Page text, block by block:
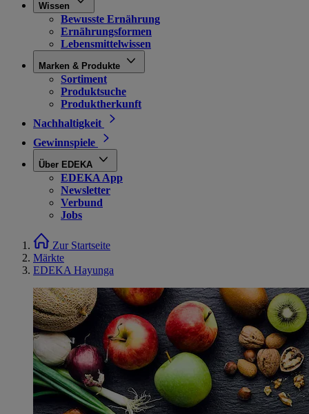
Wissen
Bewusste Ernährung
Ernährungsformen
Lebensmittelwissen
Marken & Produkte
Sortiment
Produktsuche
Produktherkunft
Nachhaltigkeit
Gewinnspiele
Über EDEKA
EDEKA App
Newsletter
Verbund
Jobs
Zur Startseite
Märkte
EDEKA Hayunga